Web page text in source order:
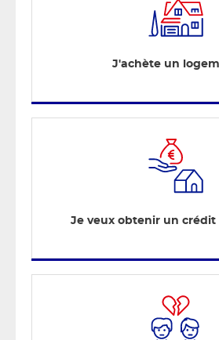
J'achète un
Je veux obtenir un